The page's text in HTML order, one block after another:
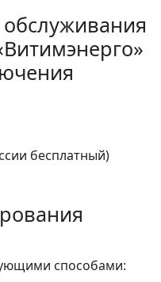
бесплатный)
способами: